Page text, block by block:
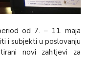
od 7. – 11. maja
i subjekti u poslovanju
novi zahtjevi za